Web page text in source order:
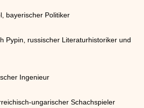
bayerischer Politiker
Pypin, russischer Literaturhistoriker und
Ingenieur
ungarischer Schachspieler